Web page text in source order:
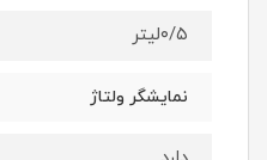
۰/۵لیتر
نمایشگر ولتاژ